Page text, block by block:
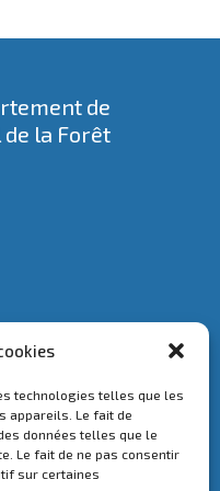
technologies telles que les
appareils. Le fait de
données telles que le
Le fait de ne pas consentir
sur certaines
de
la Forêt
Métropole